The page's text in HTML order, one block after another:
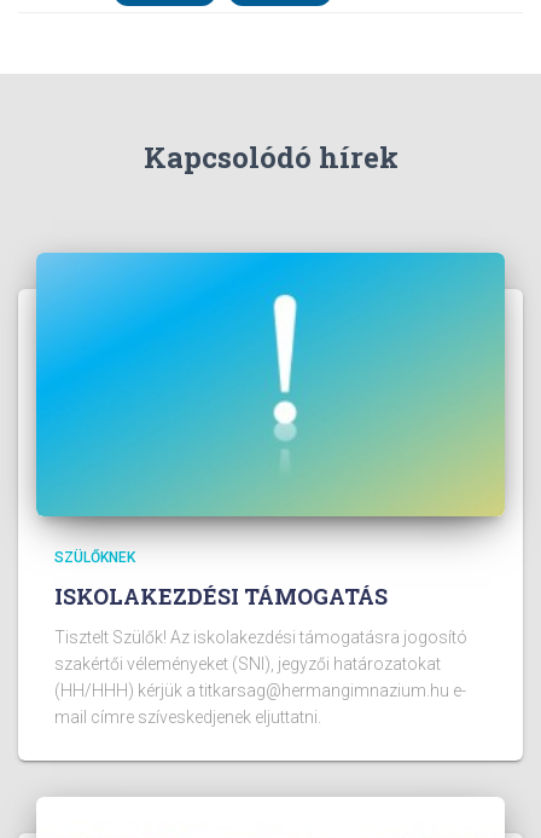
Kapcsolódó hírek
SZÜLŐKNEK
ISKOLAKEZDÉSI TÁMOGATÁS
Tisztelt Szülők! Az iskolakezdési támogatásra jogosító
szakértői véleményeket (SNI), jegyzői határozatokat
(HH/HHH) kérjük a titkarsag@hermangimnazium.hu e-
mail címre szíveskedjenek eljuttatni.